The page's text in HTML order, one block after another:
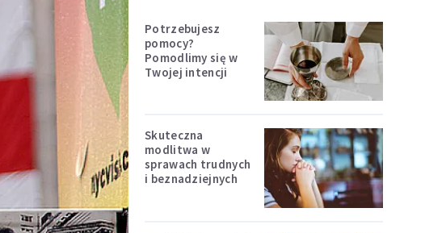
Potrzebujesz
pomocy?
Pomodlimy się w
Twojej intencji
Skuteczna
modlitwa w
sprawach trudnych
i beznadziejnych